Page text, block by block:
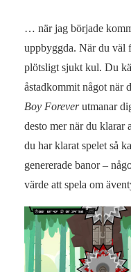
… när jag började
uppbyggda. När du väl
plötsligt sjukt kul. Du
åstadkommit något när
Boy Foreverutmanar
desto mer när du klarar
du har klarat spelet så
genererade banor –
värde att spela om